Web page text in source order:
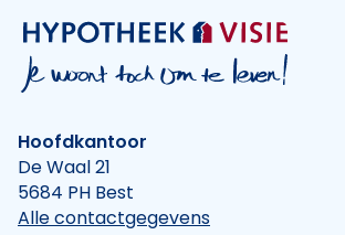
Hoofdkantoor
De Waal 21
5684 PH Best
Alle contactgegevens